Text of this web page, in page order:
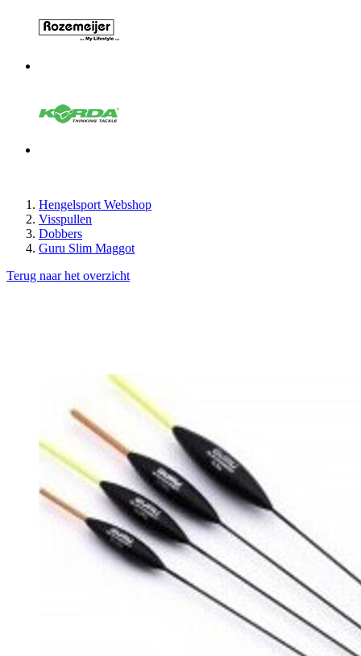
Hengelsport Webshop
Visspullen
Dobbers
Guru Slim Maggot
Terug naar het overzicht